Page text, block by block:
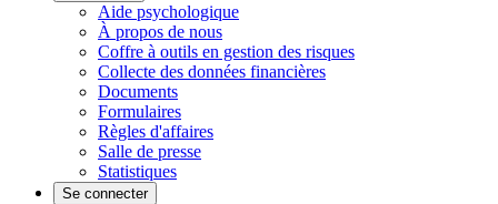
Aide psychologique
À propos de nous
Coffre à outils en gestion des risques
Collecte des données financières
Documents
Formulaires
Règles d'affaires
Salle de presse
Statistiques
Se connecter